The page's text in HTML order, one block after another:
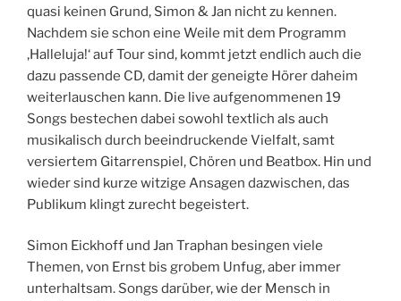
quasi keinen Grund, Simon & Jan nicht zu kennen.
Nachdem sie schon eine Weile mit dem Programm
‚Halleluja!‘ auf Tour sind, kommt jetzt endlich auch die
dazu passende CD, damit der geneigte Hörer daheim
weiterlauschen kann. Die live aufgenommenen 19
Songs bestechen dabei sowohl textlich als auch
musikalisch durch beeindruckende Vielfalt, samt
versiertem Gitarrenspiel, Chören und Beatbox. Hin und
wieder sind kurze witzige Ansagen dazwischen, das
Publikum klingt zurecht begeistert.
Simon Eickhoff und Jan Traphan besingen viele
Themen, von Ernst bis grobem Unfug, aber immer
unterhaltsam. Songs darüber, wie der Mensch in